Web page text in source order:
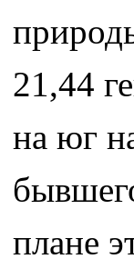
21,44
на юг
плане